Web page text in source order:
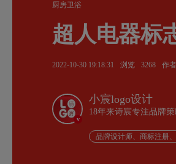
厨房卫浴
超人电器标
2022-10-30 19:18:31 浏览 3268 作者
v
小宸logo设计
18年来诗宸专注品牌
品牌设计师、商标注册